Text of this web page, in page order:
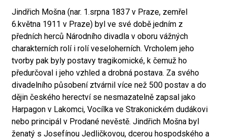
Jindřich Mošna (nar. 1.srpna 1837 v Praze, zemřel
6.května 1911 v Praze) byl ve své době jedním z
předních herců Národního divadla v oboru vážných
charakterních rolí i rolí veseloherních. Vrcholem jeho
tvorby pak byly postavy tragikomické, k čemuž ho
předurčoval i jeho vzhled a drobná postava. Za svého
divadelního působení ztvárnil více než 500 postav a do
dějin českého herectví se nesmazatelně zapsal jako
Harpagon v Lakomci, Vocílka ve Strakonickém dudákovi
nebo principál v Prodané nevěstě. Jindřich Mošna byl
ženatý s Josefínou Jedličkovou, dcerou hospodského a